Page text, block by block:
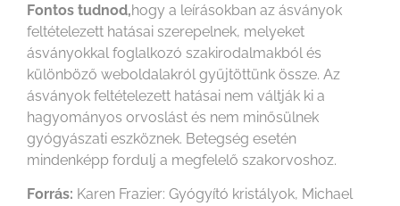
Fontos tudnod,hogy a leírásokban az ásványok
feltételezett hatásai szerepelnek, melyeket
ásványokkal foglalkozó szakirodalmakból és
különböző weboldalakról gyűjtöttünk össze. Az
ásványok feltételezett hatásai nem váltják ki a
hagyományos orvoslást és nem minősülnek
gyógyászati eszköznek. Betegség esetén
mindenképp fordulj a megfelelő szakorvoshoz.
Forrás: Karen Frazier: Gyógyító kristályok, Michael